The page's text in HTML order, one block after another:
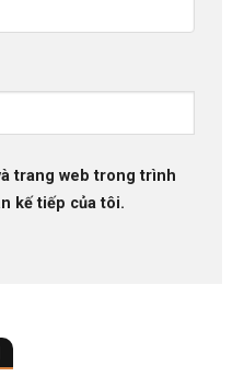
trang web trong trình
kế tiếp của tôi.